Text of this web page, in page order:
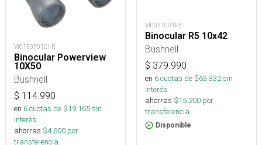
VIC150701GI-R
Binocular Powerview
10X50
Bushnell
$ 114.990
en 6cuotas de $19.165sin
interés
ahorras $4.600 por
transferencia.
VIC071001FE
Binocular R5 10x42
Bushnell
$ 379.990
en 6cuotas de $63.332sin
interés
ahorras $15.200 por
transferencia.
Disponible